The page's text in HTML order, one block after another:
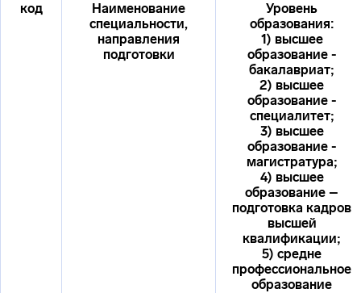
код
Наименование
специальности,
направления
подготовки
Уровень
образования:
1) высшее
образование -
бакалавриат;
2) высшее
образование -
специалитет;
3) высшее
образование -
магистратура;
4) высшее
образование –
подготовка кадров
высшей
квалификации;
5) средне
профессиональное
образование